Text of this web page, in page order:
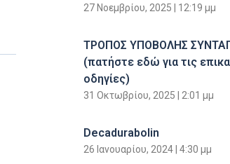
27 Νοεμβρίου, 2025 12:19 μμ
ΤΡΟΠΟΣ ΥΠΟΒΟΛΗΣ
(πατήστε εδώ για τις
οδηγίες)
31 Οκτωβρίου, 2025 2:01 μμ
Decadurabolin
26 Ιανουαρίου, 2024 4:30 μμ